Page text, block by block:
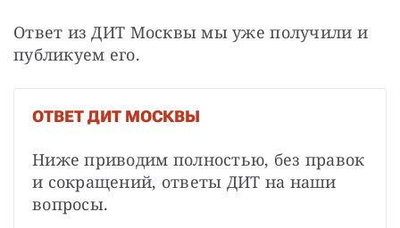
Ответ из ДИТ Москвы мы уже получили и
публикуем его.
ОТВЕТ ДИТ МОСКВЫ
Ниже приводим полностью, без правок
и сокращений, ответы ДИТ на наши
вопросы.